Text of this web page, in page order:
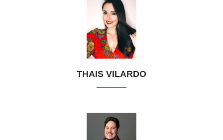
THAIS VILARDO